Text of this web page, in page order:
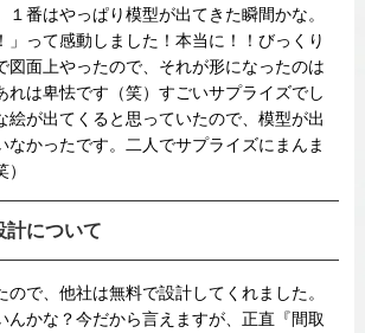
１番はやっぱり模型が出てきた瞬間かな。
」って感動しました！本当に！！びっくり
図面上やったので、それが形になったのは
れは卑怯です（笑）すごいサプライズでし
絵が出てくると思っていたので、模型が出
なかったです。二人でサプライズにまんま
計について
ので、他社は無料で設計してくれました。
んかな？今だから言えますが、正直『間取